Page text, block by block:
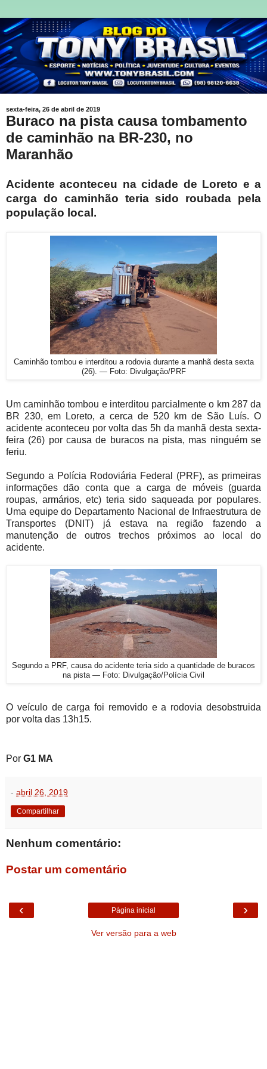
sexta-feira, 26 de abril de 2019
Buraco na pista causa tombamento
de caminhão na BR-230, no
Maranhão
Acidente aconteceu na cidade de Loreto e a
carga do caminhão teria sido roubada pela
população local.
Caminhão tombou e interditou a rodovia durante a manhã desta sexta
(26). — Foto: Divulgação/PRF
Um caminhão tombou e interditou parcialmente o km 287 da
BR 230, em Loreto, a cerca de 520 km de São Luís. O
acidente aconteceu por volta das 5h da manhã desta sexta-
feira (26) por causa de buracos na pista, mas ninguém se
feriu.
Segundo a Polícia Rodoviária Federal (PRF), as primeiras
informações dão conta que a carga de móveis (guarda
roupas, armários, etc) teria sido saqueada por populares.
Uma equipe do Departamento Nacional de Infraestrutura de
Transportes (DNIT) já estava na região fazendo a
manutenção de outros trechos próximos ao local do
acidente.
Segundo a PRF, causa do acidente teria sido a quantidade de buracos
na pista — Foto: Divulgação/Polícia Civil
O veículo de carga foi removido e a rodovia desobstruida
por volta das 13h15.
Por G1 MA
- abril 26, 2019
Compartilhar
Nenhum comentário:
Postar um comentário
‹ ›
Página inicial
Ver versão para a web